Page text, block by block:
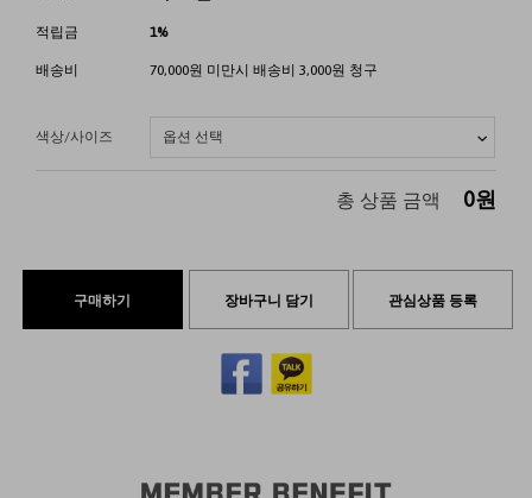
적립금 1%
배송비 70,000원 미만시 배송비 3,000원 청구
색상/사이즈
총 상품 금액 0원
구매하기 장바구니 담기 관심상품 등록